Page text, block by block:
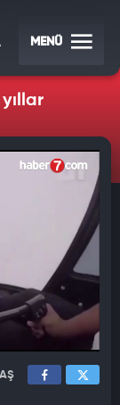
MENÜ